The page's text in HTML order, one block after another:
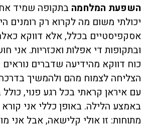
השפעת המלחמה
יכולתי משום מה לקרוא רק רומנים
אסקפיסטיים בכלל, אלא דווקא
ובתקופות די אפלות ואכזריות.
כוח דווקא מהידיעה שדברים
הצליחה לצמוח מהם ולהמשיך
עם איראן קראתי בכל רגע פנוי,
באמצע הלילה. באופן כללי אני קורא
מתוחות: זו אולי קלישאה, אבל אני